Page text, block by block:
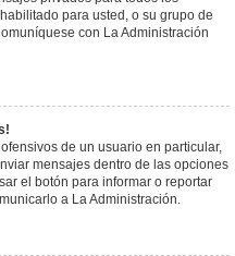
para usted, o su grupo de
con La Administración
de un usuario en particular,
mensajes dentro de las opciones
el botón para informar o reportar
a La Administración.